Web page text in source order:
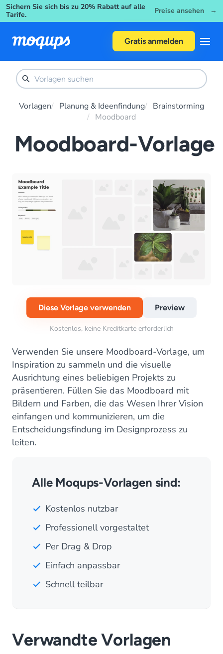
Skip to content
Sichern Sie sich bis zu 20% Rabatt auf alle
Tarife.
Preise ansehen →
Gratis anmelden
Vorlagen Planung & Ideenfindung
Brainstorming
Moodboard
Moodboard-Vorlage
Diese Vorlage verwenden Preview
Kostenlos, keine Kreditkarte erforderlich
Verwenden Sie unsere Moodboard-Vorlage, um
Inspiration zu sammeln und die visuelle
Ausrichtung eines beliebigen Projekts zu
präsentieren. Füllen Sie das Moodboard mit
Bildern und Farben, die das Wesen Ihrer Vision
einfangen und kommunizieren, um die
Entscheidungsfindung im Designprozess zu
leiten.
Alle Moqups-Vorlagen sind:
Kostenlos nutzbar
Professionell vorgestaltet
Per Drag & Drop
Einfach anpassbar
Schnell teilbar
Verwandte Vorlagen